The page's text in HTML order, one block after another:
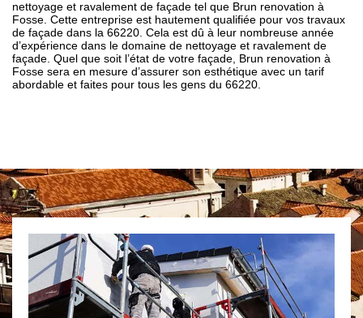
nettoyage et ravalement de façade tel que Brun renovation à
Fosse. Cette entreprise est hautement qualifiée pour vos travaux
de façade dans la 66220. Cela est dû à leur nombreuse année
d’expérience dans le domaine de nettoyage et ravalement de
façade. Quel que soit l’état de votre façade, Brun renovation à
Fosse sera en mesure d’assurer son esthétique avec un tarif
abordable et faites pour tous les gens du 66220.